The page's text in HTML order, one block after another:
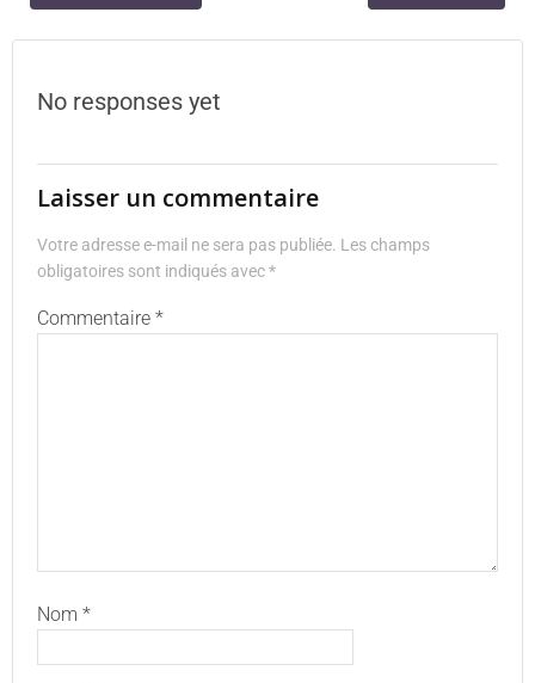
No responses yet
Laisser un commentaire
Votre adresse e-mail ne sera pas publiée. Les champs
obligatoires sont indiqués avec*
Commentaire *
Nom *